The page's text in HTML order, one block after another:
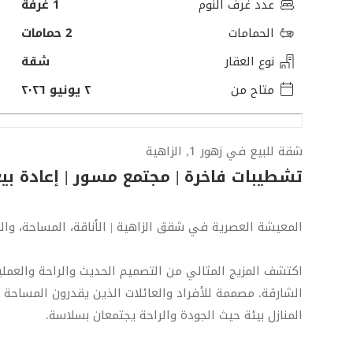
عدد غرف النوم
1 غرفة
الحمامات
2 حمامات
نوع العقار
شقة
متاح من
٢ يونيو ٢٠٢٦
شقة للبيع في زهور 1, الزاهية
تشطيبات فاخرة | مجتمع مسور | إعادة
المعيشة العصرية في شقق الزاهية | الأناقة، المساحة،
اكتشف المزيج المثالي من التصميم الحديث والراحة
الشارقة. مصممة للأفراد والعائلات الذين يقدرون
المنازل بيئة حيث الجودة والراحة يجتمعان بسلاسة.